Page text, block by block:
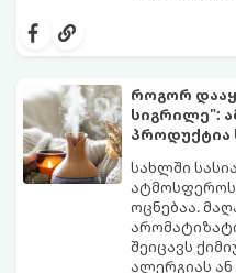
ეფექტური,
ლაქების
სიახლის
როგორ
სიგრილე":
პროდუქტია
სახლში
ატმოსფეროს
ოცნებაა.
შეიცავს
ალერგიას ან